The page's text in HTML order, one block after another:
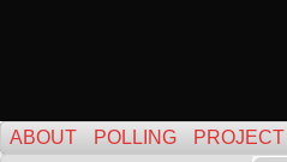
ABOUT POLLING PROJECT